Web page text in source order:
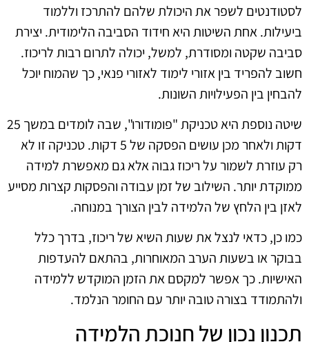
לסטודנטים לשפר את היכולת שלהם להתרכז וללמוד
ביעילות. אחת השיטות היא חידוד הסביבה הלימודית. יצירת
סביבה שקטה ומסודרת, למשל, יכולה לתרום רבות לריכוז.
חשוב להפריד בין אזורי לימוד לאזורי פנאי, כך שהמוח יוכל
להבחין בין הפעילויות השונות.
שיטה נוספת היא טכניקת "פומודורו", שבה לומדים במשך 25
דקות ולאחר מכן עושים הפסקה של 5 דקות. טכניקה זו לא
רק עוזרת לשמור על ריכוז גבוה אלא גם מאפשרת למידה
ממוקדת יותר. השילוב של זמן עבודה והפסקות קצרות מסייע
לאזן בין הלחץ של הלמידה לבין הצורך במנוחה.
כמו כן, כדאי לנצל את שעות השיא של ריכוז, בדרך כלל
בבוקר או בשעות הערב המאוחרות, בהתאם להעדפות
האישיות. כך אפשר למקסם את הזמן המוקדש ללמידה
ולהתמודד בצורה טובה יותר עם החומר הנלמד.
תכנון נכון של חנוכת הלמידה